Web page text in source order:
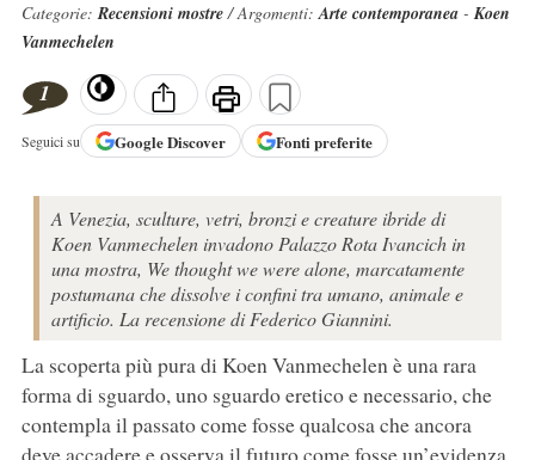
Categorie:Recensioni mostre/ Argomenti:Arte contemporanea-Koen
Vanmechelen
1
Seguici su GoogleDiscover Fonti preferite
A Venezia, sculture, vetri, bronzi e creature ibride di
Koen Vanmechelen invadono Palazzo Rota Ivancich in
una mostra, We thought we were alone, marcatamente
postumana che dissolve i confini tra umano, animale e
artificio. La recensione di Federico Giannini.
La scoperta più pura di Koen Vanmechelen è una rara
forma di sguardo, uno sguardo eretico e necessario, che
contempla il passato come fosse qualcosa che ancora
deve accadere e osserva il futuro come fosse un’evidenza,